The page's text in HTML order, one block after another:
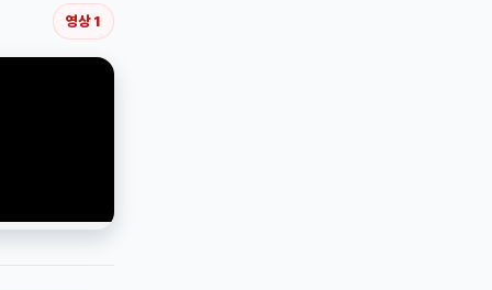
영상 1